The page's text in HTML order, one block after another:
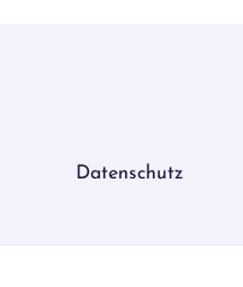
Datenschutz